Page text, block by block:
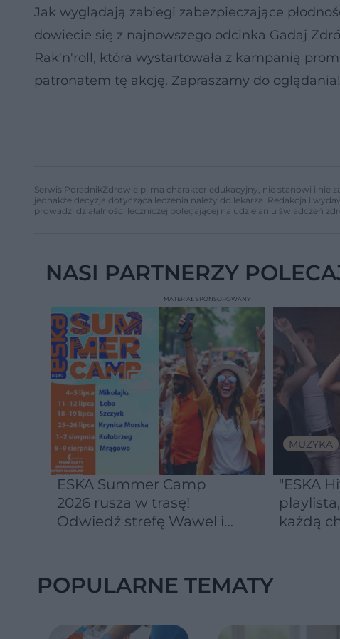
Jak wyglądają zabiegi zabezpieczające
dowiecie się z najnowszego odcinka Gadaj
Rak'n'roll, która wystartowała z kampanią
patronatem tę akcję. Zapraszamy do oglądania!
Serwis PoradnikZdrowie.pl ma charakter edukacyjny, nie stanowi i nie
jednakże decyzja dotycząca leczenia należy do lekarza. Redakcja i
prowadzi działalności leczniczej polegającej na udzielaniu świadczeń
NASI PARTNERZY
ESKA Summer Camp
2026 rusza w trasę!
Odwiedź strefę Wawel i
MATERIAŁ SPONSOROWANY
MUZYKA
"ESKA
każdą
POPULARNE TEMATY